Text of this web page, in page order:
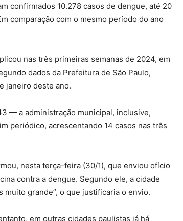
confirmados 10.278 casos de dengue, até 20
comparação com o mesmo período do ano
nas três primeiras semanas de 2024, em
dados da Prefeitura de São Paulo,
janeiro deste ano.
— a administração municipal, inclusive,
periódico, acrescentando 14 casos nas três
nesta terça-feira (30/1), que enviou ofício
contra a dengue. Segundo ele, a cidade
muito grande”, o que justificaria o envio.
em outras cidades paulistas já há